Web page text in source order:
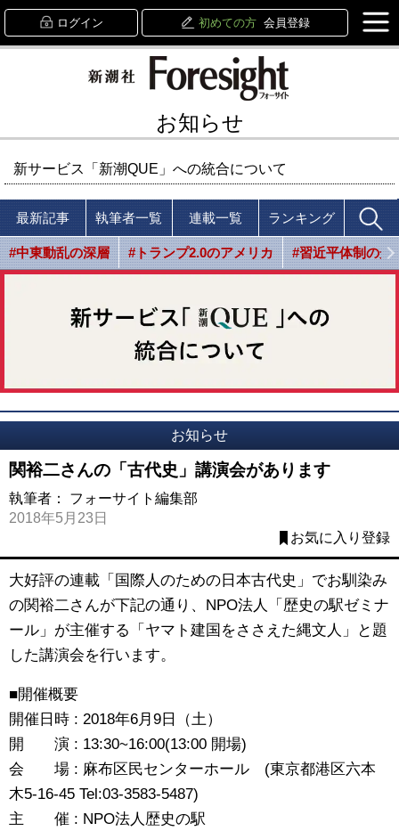
ログイン 初めての方 会員登録
お知らせ
新サービス「新潮QUE」への統合について
最新記事 執筆者一覧 連載一覧 ランキング
#中東動乱の深層 #トランプ2.0のアメリカ #習近平体制の光
お知らせ
関裕二さんの「古代史」講演会があります
執筆者： フォーサイト編集部
2018年5月23日
お気に入り登録
大好評の連載「国際人のための日本古代史」でお馴染み
の関裕二さんが下記の通り、NPO法人「歴史の駅ゼミナ
ール」が主催する「ヤマト建国をささえた縄文人」と題
した講演会を行います。
■開催概要
開催日時 : 2018年6月9日（土）
開 演 : 13:30~16:00(13:00 開場)
会 場 : 麻布区民センターホール (東京都港区六本
木5-16-45 Tel:03-3583-5487)
主 催 : NPO法人歴史の駅